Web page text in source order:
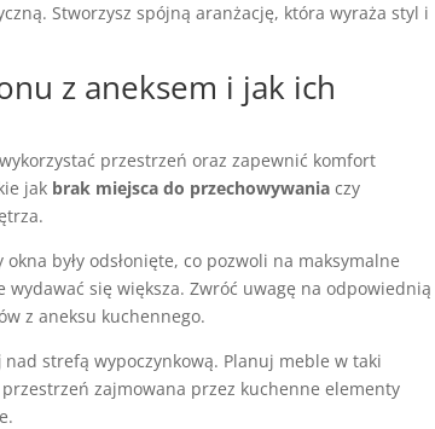
Stworzysz spójną aranżację, która wyraża styl i
z aneksem i jak ich
przestrzeń oraz zapewnić komfort
jak brak miejsca do przechowywania czy
okna były odsłonięte, co pozwoli na maksymalne
się większa. Zwróć uwagę na odpowiednią
z aneksu kuchennego.
nad strefą wypoczynkową. Planuj meble w taki
zajmowana przez kuchenne elementy